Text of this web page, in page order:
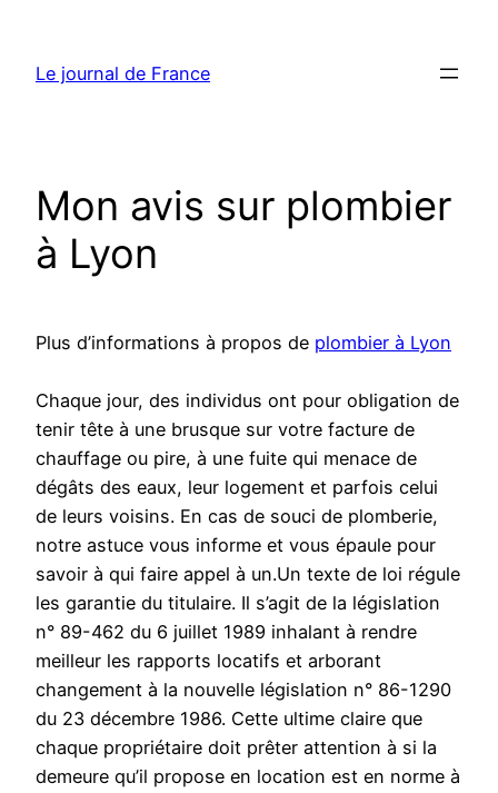
contenu
Le journal de France
Mon avis sur plombier
à Lyon
Plus d’informations à propos de plombier à Lyon
Chaque jour, des individus ont pour obligation de
tenir tête à une brusque sur votre facture de
chauffage ou pire, à une fuite qui menace de
dégâts des eaux, leur logement et parfois celui
de leurs voisins. En cas de souci de plomberie,
notre astuce vous informe et vous épaule pour
savoir à qui faire appel à un.Un texte de loi régule
les garantie du titulaire. Il s’agit de la législation
n° 89-462 du 6 juillet 1989 inhalant à rendre
meilleur les rapports locatifs et arborant
changement à la nouvelle législation n° 86-1290
du 23 décembre 1986. Cette ultime claire que
chaque propriétaire doit prêter attention à si la
demeure qu’il propose en location est en norme à